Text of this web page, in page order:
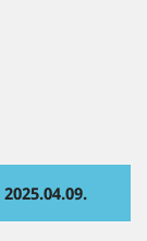
2025.04.09.